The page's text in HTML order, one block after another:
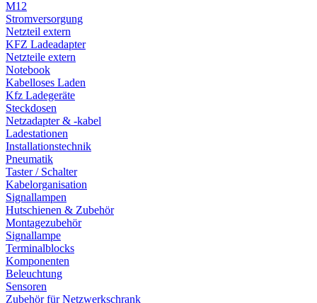
M12
Stromversorgung
Netzteil extern
KFZ Ladeadapter
Netzteile extern
Notebook
Kabelloses Laden
Kfz Ladegeräte
Steckdosen
Netzadapter & -kabel
Ladestationen
Installationstechnik
Pneumatik
Taster / Schalter
Kabelorganisation
Signallampen
Hutschienen & Zubehör
Montagezubehör
Signallampe
Terminalblocks
Komponenten
Beleuchtung
Sensoren
Zubehör für Netzwerkschrank